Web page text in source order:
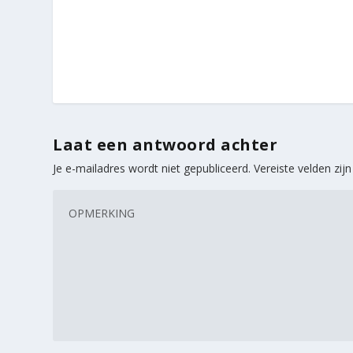
Laat een antwoord achter
Je e-mailadres wordt niet gepubliceerd. Vereiste velden